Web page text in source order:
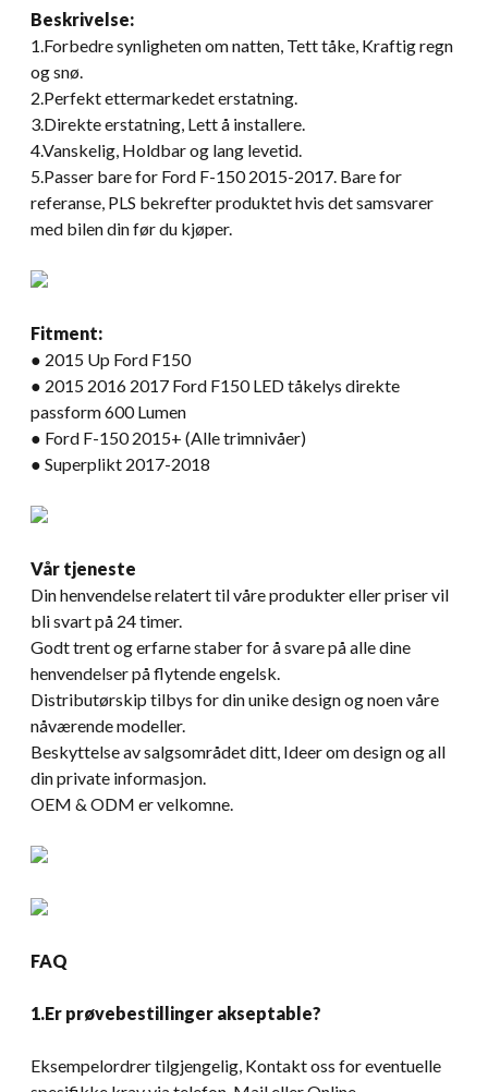
Beskrivelse:
1.Forbedre synligheten om natten, Tett tåke, Kraftig regn
og snø.
2.Perfekt ettermarkedet erstatning.
3.Direkte erstatning, Lett å installere.
4.Vanskelig, Holdbar og lang levetid.
5.Passer bare for Ford F-150 2015-2017. Bare for
referanse, PLS bekrefter produktet hvis det samsvarer
med bilen din før du kjøper.
Fitment:
● 2015 Up Ford F150
● 2015 2016 2017 Ford F150 LED tåkelys direkte
passform 600 Lumen
● Ford F-150 2015+ (Alle trimnivåer)
● Superplikt 2017-2018
Vår tjeneste
Din henvendelse relatert til våre produkter eller priser vil
bli svart på 24 timer.
Godt trent og erfarne staber for å svare på alle dine
henvendelser på flytende engelsk.
Distributørskip tilbys for din unike design og noen våre
nåværende modeller.
Beskyttelse av salgsområdet ditt, Ideer om design og all
din private informasjon.
OEM & ODM er velkomne.
FAQ
1.Er prøvebestillinger akseptable?
Eksempelordrer tilgjengelig, Kontakt oss for eventuelle